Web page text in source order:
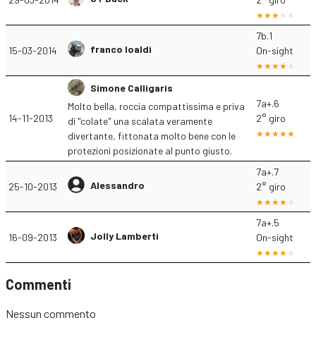
15-03-2014 franco loaldi
7b.1
On-sight
14-11-2013
Simone Calligaris
Molto bella, roccia compattissima e priva
di "colate" una scalata veramente
divertante, fittonata molto bene con le
protezioni posizionate al punto giusto.
7a+.6
2° giro
25-10-2013 Alessandro
7a+.7
2° giro
16-09-2013 Jolly Lamberti
7a+.5
On-sight
Commenti
Nessun commento